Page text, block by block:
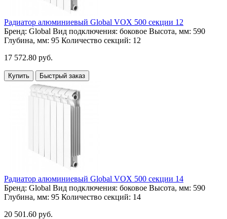
Радиатор алюминиевый Global VOX 500 секции 12
Бренд: Global Вид подключения: боковое Высота, мм: 590
Глубина, мм: 95 Количество секций: 12
17 572.80 руб.
Купить Быстрый заказ
Радиатор алюминиевый Global VOX 500 секции 14
Бренд: Global Вид подключения: боковое Высота, мм: 590
Глубина, мм: 95 Количество секций: 14
20 501.60 руб.